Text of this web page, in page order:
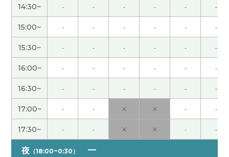
謝謝老師！( 20代 男性 )
谢谢老师！我又学到了新的成语，就是事半功倍。(
30代 女性 )
希望我们每天都能睡个好觉！！下次见〜
謝謝老師!! ( 20代 男性 )
謝謝老師！( 20代 男性 )
14:30~ - - - - - -
15:00~ - - - - - -
15:30~ - - - - - -
16:00~ - - - - - -
16:30~ - - - - - -
17:00~ - - × × - -
17:30~ - - × × - -
夜 （18:00~0:30）